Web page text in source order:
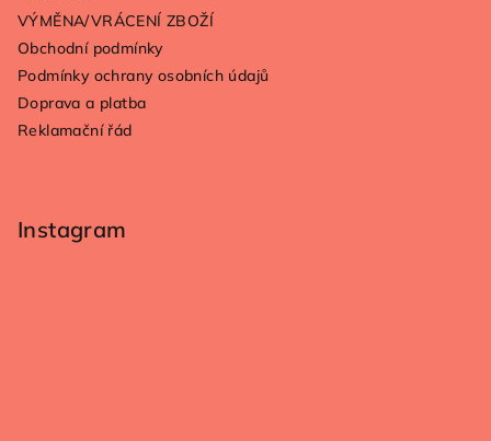
VÝMĚNA/VRÁCENÍ ZBOŽÍ
Obchodní podmínky
Podmínky ochrany osobních údajů
Doprava a platba
Reklamační řád
Instagram